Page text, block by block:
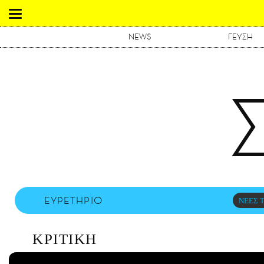
NEWS ΓΕΥΣΗ
ΕΥΡΕΤΗΡΙΟ ΝΕΕΣ
ΚΡΙΤΙΚΗ